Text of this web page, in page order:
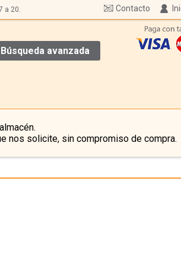
a 20. Contacto
Búsqueda avanzada
nos solicite, sin compromiso de compra.